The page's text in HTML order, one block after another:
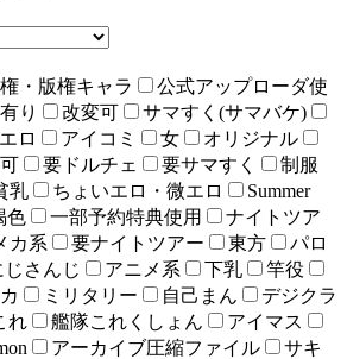
・版権キャラ
公式アップローダ使
り 改変可
サマすく(サマバケ)
ロ アイコミ 女
オリジナル
要ドルチェ 要サマすく
制服
乳 ちょいエロ・微エロ
Summer
色 一部予約特典使用
ナイトツア
カ系 要ナイトツアー 東方
パロ
じさんじ アニメ系 下乳
竿役
ミリタリー 自己まん
デジクラ
れ 艦隊これくしょん
アイマス
アーカイブ圧縮ファイル
サキ